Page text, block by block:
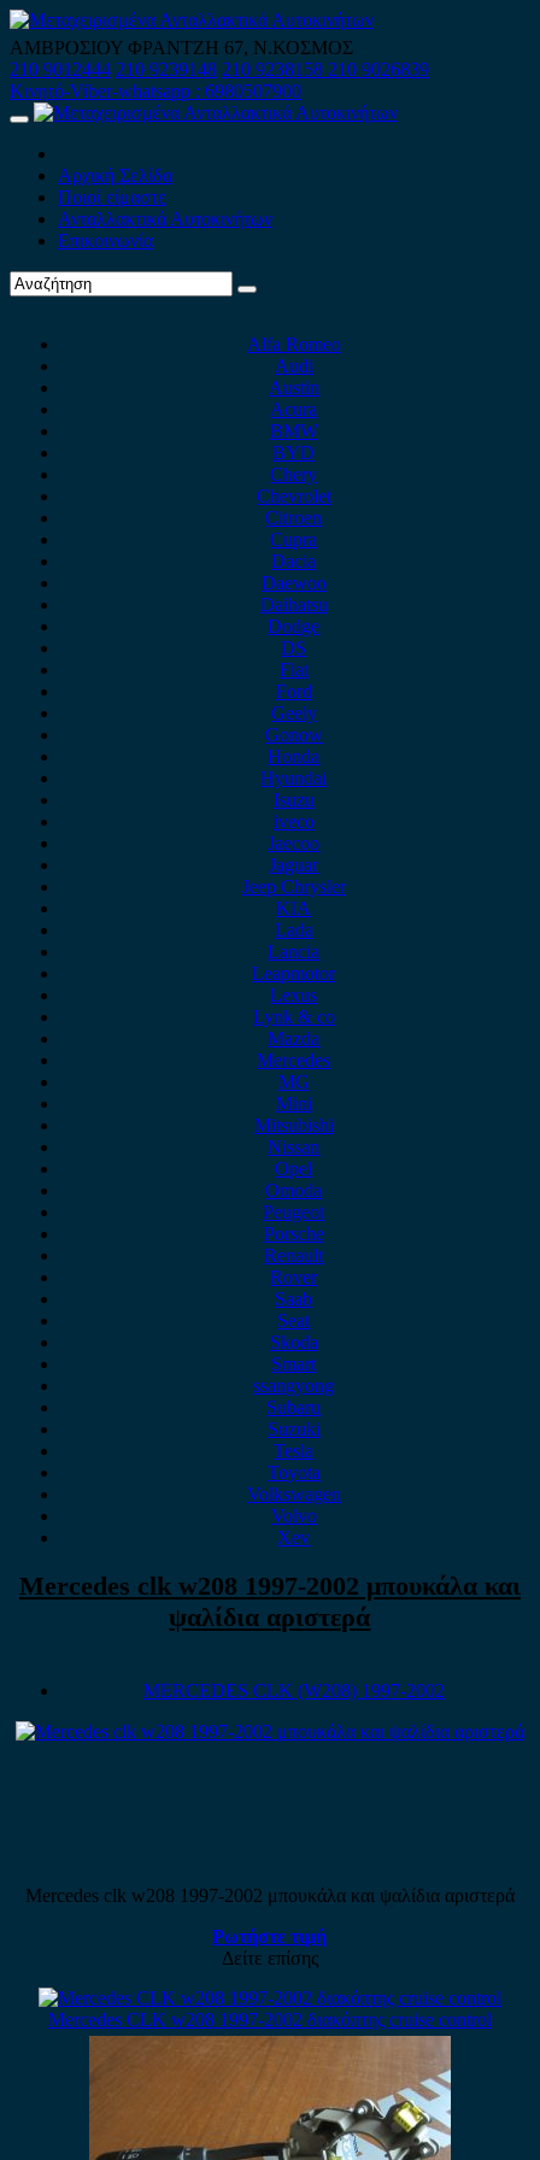
Skip
to
content
ΑΜΒΡΟΣΙΟΥ ΦΡΑΝΤΖΗ 67, Ν.ΚΟΣΜΟΣ
210 9012444 210 9239148 210 9238158 210 9026839
Κινητό-Viber-whatsapp : 6980507900
Primary
Αρχική Σελίδα
Ποιοί είμαστε
Ανταλλακτικά Αυτοκινήτων
Επικοινωνία
Alfa Romeo
Audi
Austin
Acura
BMW
BYD
Chery
Chevrolet
Citroen
Cupra
Dacia
Daewoo
Daihatsu
Dodge
DS
Fiat
Ford
Geely
Gonow
Honda
Hyundai
Isuzu
iveco
Jaecoo
Jaguar
Jeep Chrysler
KIA
Lada
Lancia
Leapmotor
Lexus
Lynk & co
Mazda
Mercedes
MG
Mini
Mitsubishi
Nissan
Opel
Omoda
Peugeot
Porsche
Renault
Rover
Saab
Seat
Skoda
Smart
ssangyong
Subaru
Suzuki
Tesla
Toyota
Volkswagen
Volvo
Xev
Mercedes clk w208 1997-2002 μπουκάλα και
ψαλίδια αριστερά
MERCEDES CLK (W208) 1997-2002
Mercedes clk w208 1997-2002 μπουκάλα και ψαλίδια αριστερά
Ρωτήστε τιμή
Δείτε επίσης
Mercedes CLK w208 1997-2002 διακόπτης cruise control